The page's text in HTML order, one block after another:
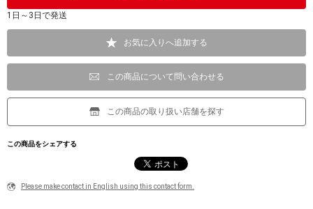
1日～3日で発送
お気に入りへ追加する
この商品について問い合わせる
この商品の取り扱い店舗を探す
この商品をシェアする
Please make contact in English using this contact form.